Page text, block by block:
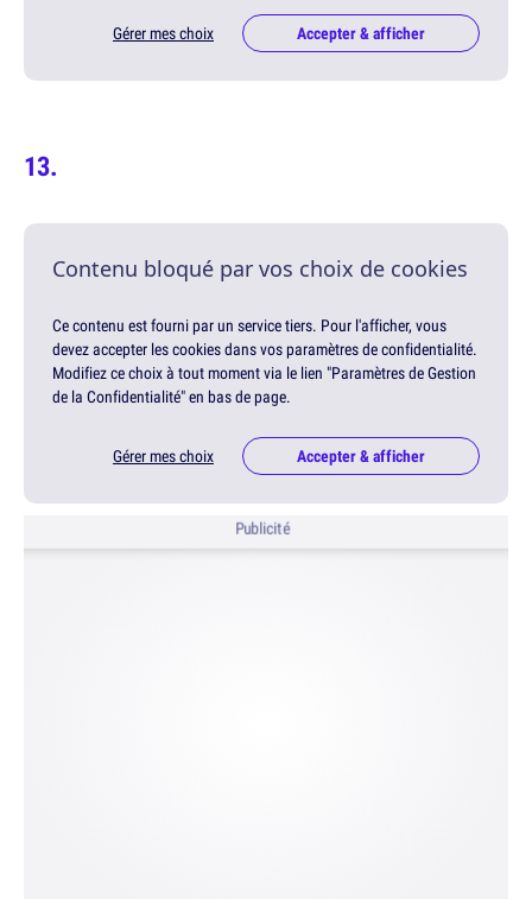
Gérer mes choix Accepter & afficher
Contenu bloqué par vos choix de cookies
Ce contenu est fourni par un service tiers. Pour l'afficher, vous
devez accepter les cookies dans vos paramètres de confidentialité.
Modifiez ce choix à tout moment via le lien "Paramètres de Gestion
de la Confidentialité" en bas de page.
Gérer mes choix Accepter & afficher
Publicité